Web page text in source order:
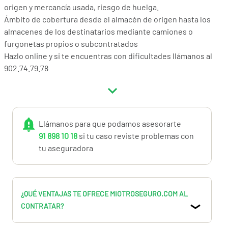
origen y mercancía usada, riesgo de huelga.
Ámbito de cobertura desde el almacén de origen hasta los
almacenes de los destinatarios mediante camiones o
furgonetas propios o subcontratados
Hazlo online y si te encuentras con dificultades llámanos al
902.74.79.78
Llámanos para que podamos asesorarte
91 898 10 18 si tu caso reviste problemas con
tu aseguradora
¿QUÉ VENTAJAS TE OFRECE MIOTROSEGURO.COM AL
CONTRATAR?